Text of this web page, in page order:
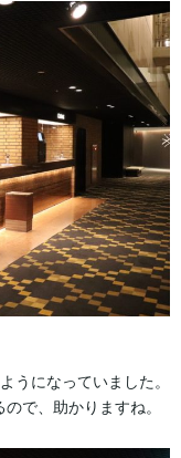
うになっていました。
で、助かりますね。